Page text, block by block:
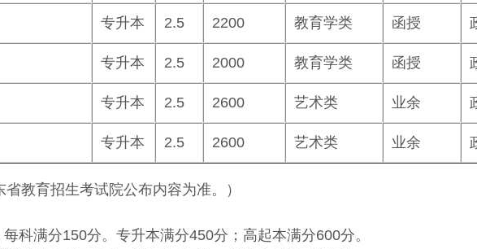
专升本 2.5 2200 教育学类 函授
专升本 2.5 2000 教育学类 函授
专升本 2.5 2600 艺术类 业余
专升本 2.5 2600 艺术类 业余
省教育招生考试院公布内容为准。）
科满分150分。专升本满分450分；高起本满分600分。